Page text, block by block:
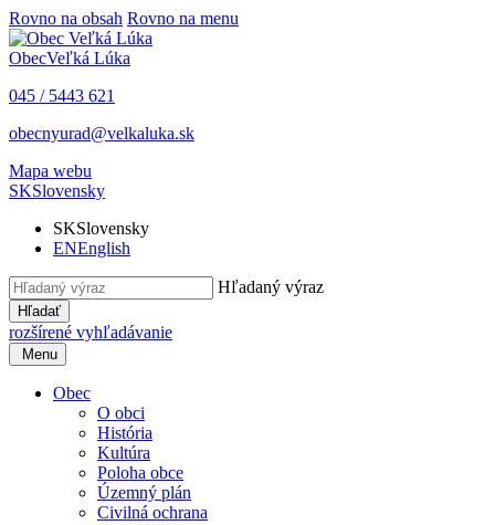
Rovno na obsah Rovno na menu
ObecVeľká Lúka
045 / 5443 621
obecnyurad@velkaluka.sk
Mapa webu
SKSlovensky
SKSlovensky
ENEnglish
Hľadaný výraz
Hľadať
rozšírené vyhľadávanie
Menu
Obec
O obci
História
Kultúra
Poloha obce
Územný plán
Civilná ochrana